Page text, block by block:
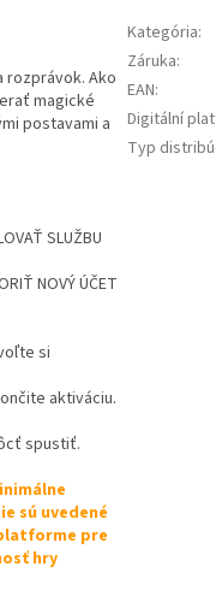
rozprávok. Ako
magické
postavami a
SLUŽBU
NOVÝ ÚČET
si
aktiváciu.
spustiť.
sú uvedené
pre
hry
Kategória:
Záruka:
EAN:
Digitální
Typ